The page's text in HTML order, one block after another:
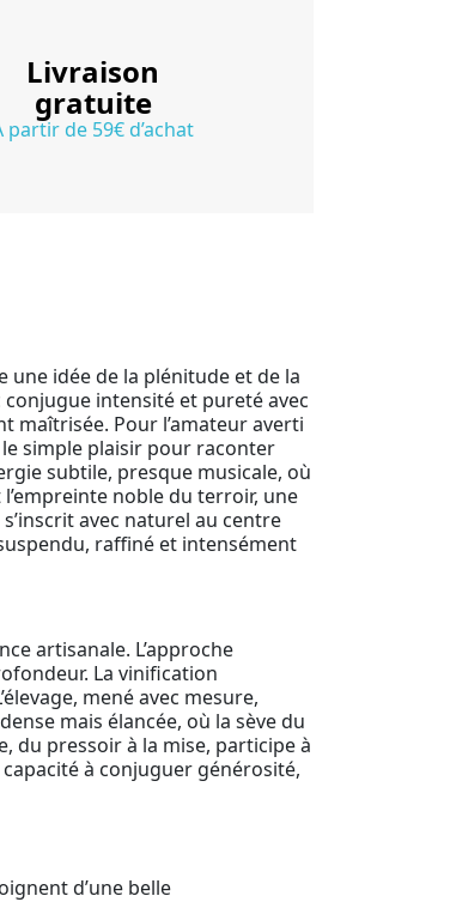
Livraison
gratuite
partir de 59€ d’achat
une idée de la plénitude et de la
intensité et pureté avec
maîtrisée. Pour l’amateur averti
simple plaisir pour raconter
subtile, presque musicale, où
noble du terroir, une
avec naturel au centre
raffiné et intensément
artisanale. L’approche
La vinification
mené avec mesure,
mais élancée, où la sève du
du pressoir à la mise, participe à
à conjuguer générosité,
d’une belle